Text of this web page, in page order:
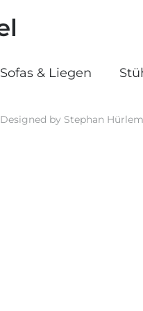
Sofas & Liegen
by Stephan